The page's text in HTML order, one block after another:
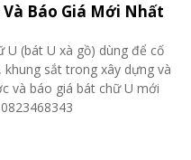
Báo Giá Mới Nhất
U (bát U xà gồ) dùng để cố
khung sắt trong xây dựng và
và báo giá bát chữ U mới